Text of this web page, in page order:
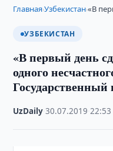
Главная›Узбекистан›«В
УЗБЕКИСТАН
«В первый день
одного
Государственный
UzDaily ·30.07.2019 ·22:53